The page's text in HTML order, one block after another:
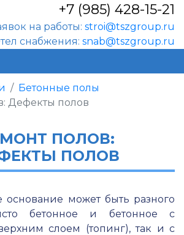
+7 (985) 428-15-21
на работы: stroi@tszgroup.ru
снабжения: snab@tszgroup.ru
Бетонные полы
Дефекты полов
ПОЛОВ:
ПОЛОВ
может быть разного
бетонное и бетонное с
слоем (топинг), так и с